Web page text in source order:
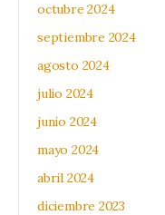
octubre 2024
septiembre 2024
agosto 2024
julio 2024
junio 2024
mayo 2024
abril 2024
diciembre 2023